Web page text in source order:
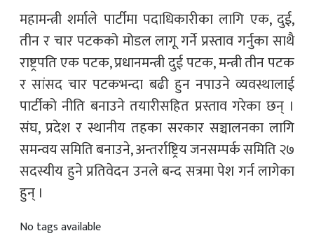
महामन्त्री शर्माले पार्टीमा पदाधिकारीका लागि एक, दुई,
तीन र चार पटकको मोडल लागू गर्ने प्रस्ताव गर्नुका साथै
राष्ट्रपति एक पटक, प्रधानमन्त्री दुई पटक, मन्त्री तीन पटक
र सांसद चार पटकभन्दा बढी हुन नपाउने व्यवस्थालाई
पार्टीको नीति बनाउने तयारीसहित प्रस्ताव गरेका छन् ।
संघ, प्रदेश र स्थानीय तहका सरकार सञ्चालनका लागि
समन्वय समिति बनाउने, अन्तर्राष्ट्रिय जनसम्पर्क समिति २७
सदस्यीय हुने प्रतिवेदन उनले बन्द सत्रमा पेश गर्न लागेका
हुन् ।
No tags available